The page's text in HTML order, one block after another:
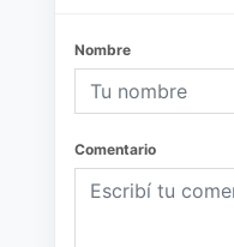
Nombre
Comentario